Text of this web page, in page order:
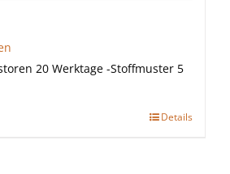
20 Werktage -Stoffmuster 5
Details